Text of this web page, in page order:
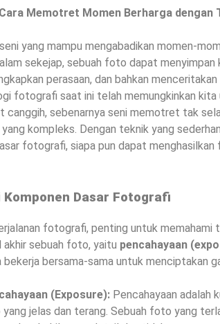
Memotret Momen Berharga dengan
yang mampu mengabadikan momen-
sekejap, sebuah foto dapat menyimpan
perasaan, dan bahkan
fotografi saat ini telah memungkinkan
canggih, sebenarnya seni memotret tak
kompleks. Dengan teknik yang
fotografi, siapa pun dapat menghasilkan
Komponen Dasar Fotografi
fotografi, penting untuk memahami
akhir sebuah foto, yaitu pencahayaan
bekerja bersama-sama untuk menciptakan
(Exposure): Pencahayaan adalah
jelas dan terang. Sebuah foto yang